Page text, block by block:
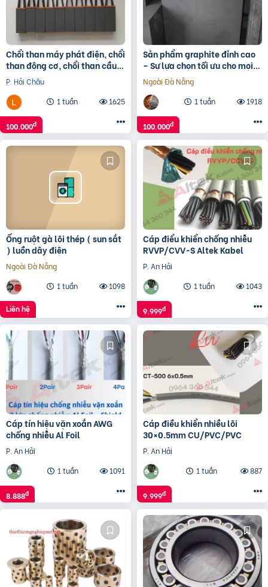
Chổi than máy phát điện, chổi
than động cơ, chổi than cầu
trục,
P. Hải Châu
1 tuần
1625
100.000đ
Sản phẩm graphite đỉnh cao
– Sự lựa chọn tối ưu cho mọi
ứng dụng
Ngoài Đà Nẵng
1 tuần
1918
100.000đ
Ống ruột gà lõi thép ( sun sắt
) luồn dây điện
Ngoài Đà Nẵng
1 tuần
1098
Liên hệ
Cáp điểu khiển chống nhiễu
RVVP/CVV-S Altek Kabel
P. An Hải
1 tuần
1043
9.999đ
Cáp tín hiệu vặn xoắn AWG
chống nhiễu Al Foil
P. An Hải
1 tuần
1091
8.888đ
Cáp điều khiển nhiều lõi
30×0.5mm CU/PVC/PVC
P. An Hải
1 tuần
887
9.999đ